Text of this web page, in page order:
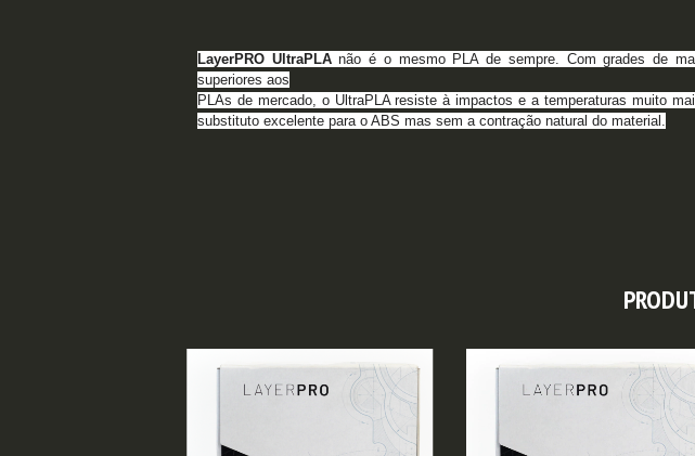
LayerPRO UltraPLAnão é o mesmo PLA de sempre. Com grades de
superiores aos
PLAs de mercado, o UltraPLA resiste à impactos e a temperaturas muito
substituto excelente para o ABS mas sem a contração natural do material.